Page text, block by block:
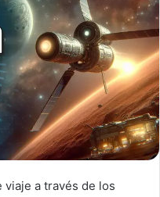
a través de los